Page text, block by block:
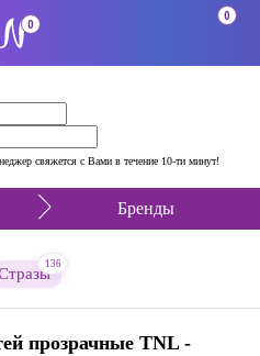
свяжется с Вами в течение 10-ти минут!
0
0
Бренды
136
прозрачные TNL -